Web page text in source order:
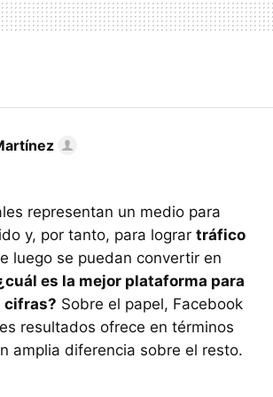
representan un medio para
y, por tanto, para lograr tráfico
luego se puedan convertir en
es la mejor plataforma para
cifras? Sobre el papel, Facebook
resultados ofrece en términos
amplia diferencia sobre el resto.